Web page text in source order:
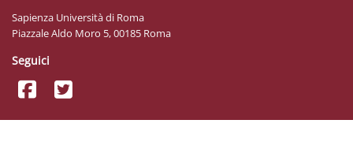
Sapienza Università di Roma
Piazzale Aldo Moro 5, 00185 Roma
Seguici